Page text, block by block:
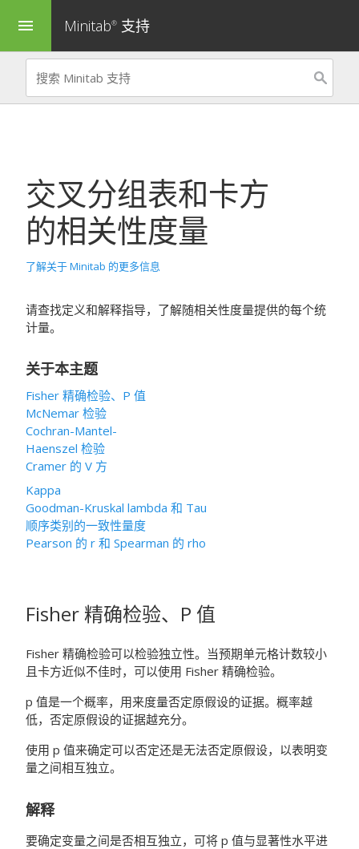
menu Minitab® 支持
交叉分组表和卡方
的相关性度量
了解关于 Minitab 的更多信息
请查找定义和解释指导，了解随相关性度量提供的每个统
计量。
关于本主题
Fisher 精确检验、P 值
McNemar 检验
Cochran-Mantel-
Haenszel 检验
Cramer 的 V 方
Kappa
Goodman-Kruskal lambda 和 Tau
顺序类别的一致性量度
Pearson 的 r 和 Spearman 的 rho
Fisher 精确检验、P 值
Fisher 精确检验可以检验独立性。当预期单元格计数较小
且卡方近似不佳时，可以使用 Fisher 精确检验。
p 值是一个概率，用来度量否定原假设的证据。概率越
低，否定原假设的证据越充分。
使用 p 值来确定可以否定还是无法否定原假设，以表明变
量之间相互独立。
解释
要确定变量之间是否相互独立，可将 p 值与显著性水平进